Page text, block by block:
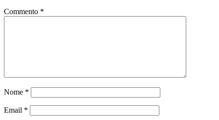
Commento *
Nome *
Email *